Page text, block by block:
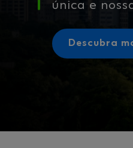
única e
Descubra